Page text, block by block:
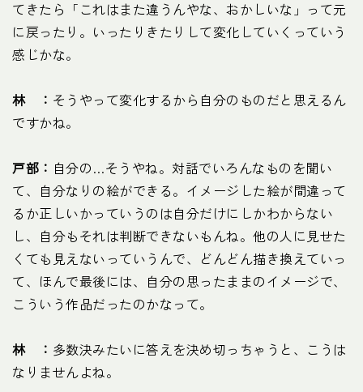
てきたら「これはまた違うんやな、おかしいな」って元
に戻ったり。いったりきたりして変化していくっていう
感じかな。
林 ： そうやって変化するから自分のものだと思えるん
ですかね。
戸部： 自分の…そうやね。対話でいろんなものを聞い
て、自分なりの絵ができる。イメージした絵が間違って
るか正しいかっていうのは自分だけにしかわからない
し、自分もそれは判断できないもんね。他の人に見せた
くても見えないっていうんで、どんどん描き換えていっ
て、ほんで最後には、自分の思ったままのイメージで、
こういう作品だったのかなって。
林 ： 多数決みたいに答えを決め切っちゃうと、こうは
なりませんよね。